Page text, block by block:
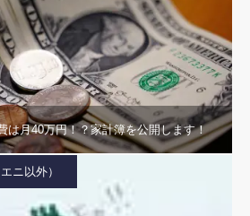
は月40万円！？家計簿を公開します！
ニ以外）